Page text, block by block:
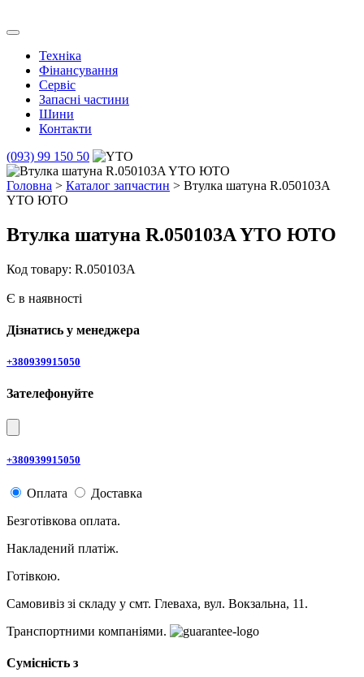
to
Техніка
Фінансування
Сервіс
Запасні частини
Шини
Контакти
(093) 99 150 50
Головна > Каталог запчастин > Втулка шатуна R.050103A
YTO ЮТО
Втулка шатуна R.050103A YTO ЮТО
Код товару: R.050103A
Є в наявності
Дізнатись у менеджера
+380939915050
Зателефонуйте
+380939915050
Оплата
Доставка
Безготівкова оплата.
Накладений платіж.
Готівкою.
Самовивіз зі складу у смт. Глеваха, вул. Вокзальна, 11.
Транспортними компаніями.
Сумісність з